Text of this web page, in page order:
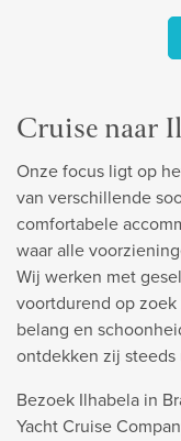
Cruise naar
Onze focus ligt op
van verschillende
comfortabele
waar alle
Wij werken met
voortdurend op
belang en
ontdekken zij
Bezoek Ilhabela in
Yacht Cruise